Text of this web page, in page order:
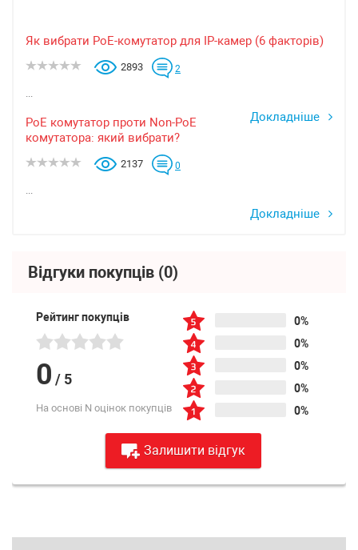
Як вибрати PoE-комутатор для IP-камер (6 факторів)
2893 2
...
Докладніше
PoE комутатор проти Non-PoE
комутатора: який вибрати?
2137 0
...
Докладніше
Відгуки покупців (0)
Рейтинг покупців
0 / 5
На основі N оцінок покупців
0%
0%
0%
0%
0%
Залишити відгук